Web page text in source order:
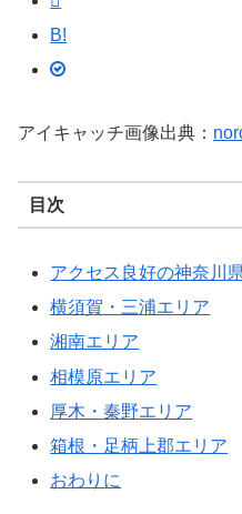
B!
アイキャッチ画像出典：
目次
アクセス良好の神奈川
横須賀・三浦エリア
湘南エリア
相模原エリア
厚木・秦野エリア
箱根・足柄上郡エリア
おわりに